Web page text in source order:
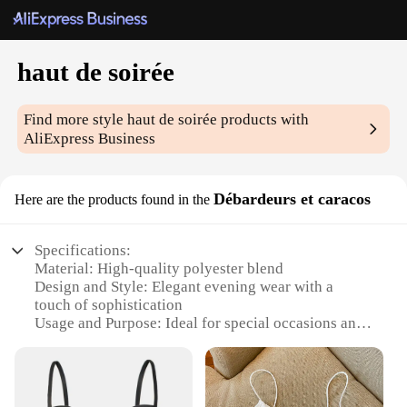
haut de soirée
Find more stylehaut de soirée products with
AliExpress Business
Here are the products found in the Débardeurs et caracos
Specifications:
Material: High-quality polyester blend
Design and Style: Elegant evening wear with a
touch of sophistication
Usage and Purpose: Ideal for special occasions and
Type and Category: Wholesale sets for sale
Performance and Property: Durable and wrinkle-
resistant